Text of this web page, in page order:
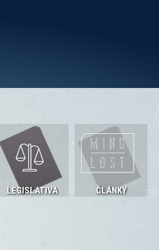
LEGISLATIVA ČLÁNKY